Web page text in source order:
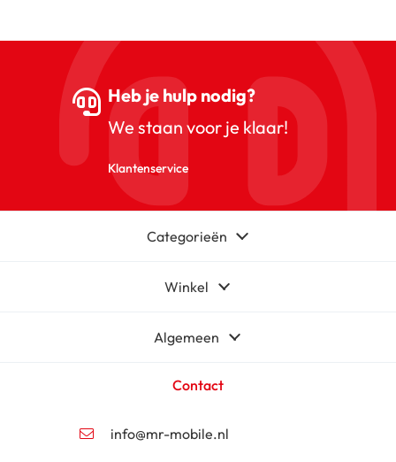
Heb je hulp nodig?
We staan voor je klaar!
Klantenservice
Categorieën
Winkel
Algemeen
Contact
info@mr-mobile.nl